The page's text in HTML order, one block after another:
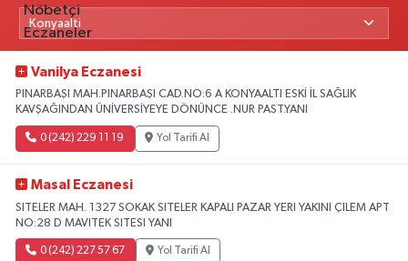
Vanilya Eczanesi
PINARBAŞI MAH.PINARBAŞI CAD.NO:6 A KONYAALTI ESKİ İL SAĞLIK
KAVŞAĞINDAN ÜNİVERSİYEYE DÖNÜNCE .NUR PAST.YANI
0 (242) 229 11 19 Yol Tarifi Al
Masal Eczanesi
SITELER MAH. 1327 SOKAK SITELER KAPALI PAZAR YERI YAKINI ÇILEM APT
NO:28 D MAVITEK SITESI YANI
0 (242) 227 57 67 Yol Tarifi Al